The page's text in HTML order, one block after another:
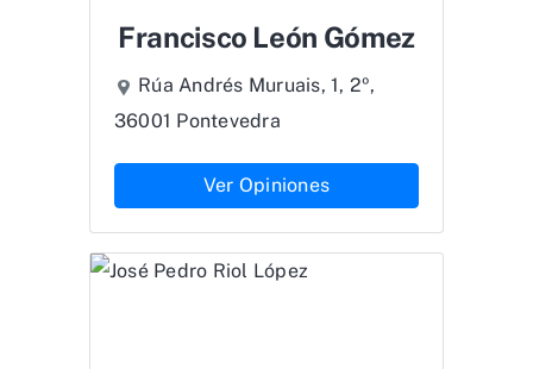
Francisco León Gómez
Rúa Andrés Muruais, 1, 2º,
36001 Pontevedra
Ver Opiniones